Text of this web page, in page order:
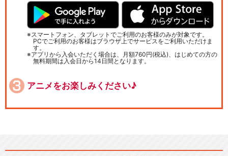
スマートフォン、タブレットでご利用のお客様のみが対象です。
PCでご利用のお客様はブラウザ上でサービスをご利用いただけま
す。
アプリから入会いただく場合は、月額760円(税込)、はじめての方の
無料期間は入会日から14日間となります。
アニメをお楽しみください♪